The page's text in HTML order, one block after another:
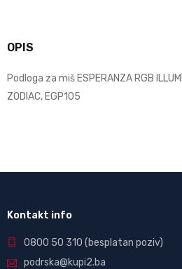
OPIS
Podloga za miš ESPERANZA RGB
ZODIAC, EGP105
Kontakt info
0800 50 310 (besplatan poziv)
podrska@kupi2.ba